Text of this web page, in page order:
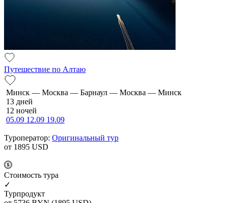
Путешествие по Алтаю
Минск — Москва — Барнаул — Москва — Минск
13 дней
12 ночей
05.09 12.09 19.09
Туроператор: Оригинальный тур
от 1895 USD
Cтоимость тура
✓
Турпродукт